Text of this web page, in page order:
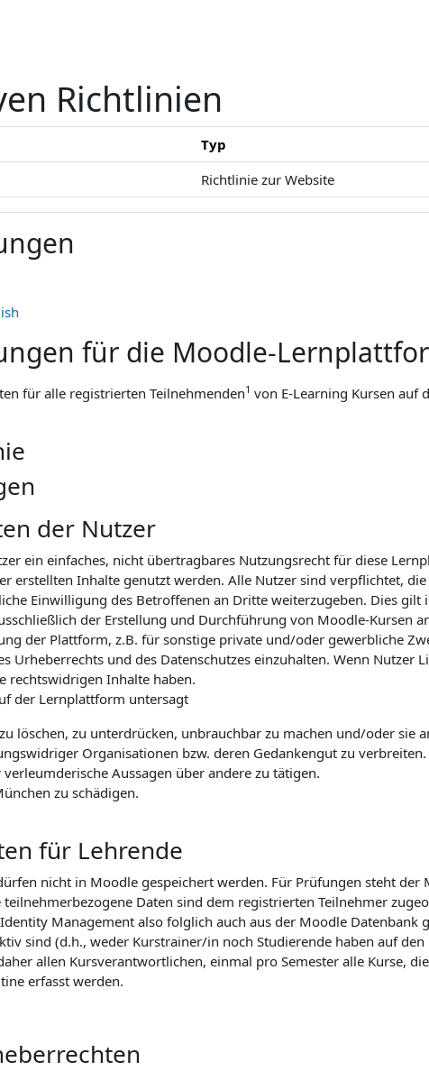
Richtlinien
Typ
Richtlinie zur Website
für die Moodle-
für alle registrierten Teilnehmenden1 von E-Learning Kursen auf
der Nutzer
ein einfaches, nicht übertragbares Nutzungsrecht für diese
erstellten Inhalte genutzt werden. Alle Nutzer sind verpflichtet,
Einwilligung des Betroffenen an Dritte weiterzugeben. Dies
der Erstellung und Durchführung von Moodle-Kursen
der Plattform, z.B. für sonstige private und/oder gewerbliche
Urheberrechts und des Datenschutzes einzuhalten. Wenn Nutzer
rechtswidrigen Inhalte haben.
der Lernplattform untersagt
löschen, zu unterdrücken, unbrauchbar zu machen und/oder
Organisationen bzw. deren Gedankengut zu verbreiten.
Aussagen über andere zu tätigen.
zu schädigen.
für Lehrende
nicht in Moodle gespeichert werden. Für Prüfungen steht
Daten sind dem registrierten Teilnehmer
Management also folglich auch aus der Moodle
sind (d.h., weder Kurstrainer/in noch Studierende haben auf
allen Kursverantwortlichen, einmal pro Semester alle Kurse,
erfasst werden.